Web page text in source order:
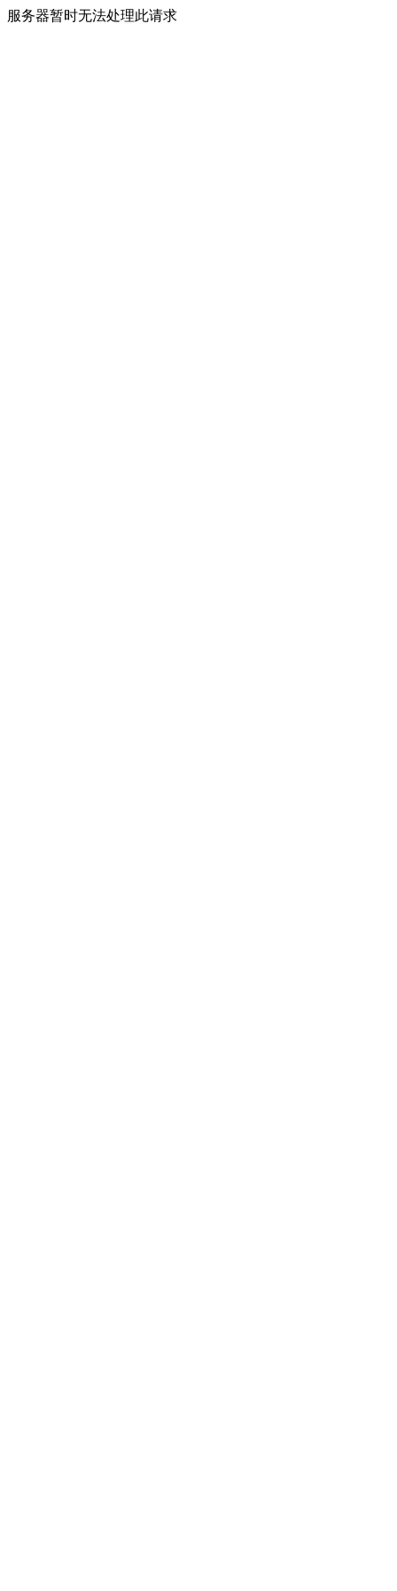
服务器暂时无法处理此请求